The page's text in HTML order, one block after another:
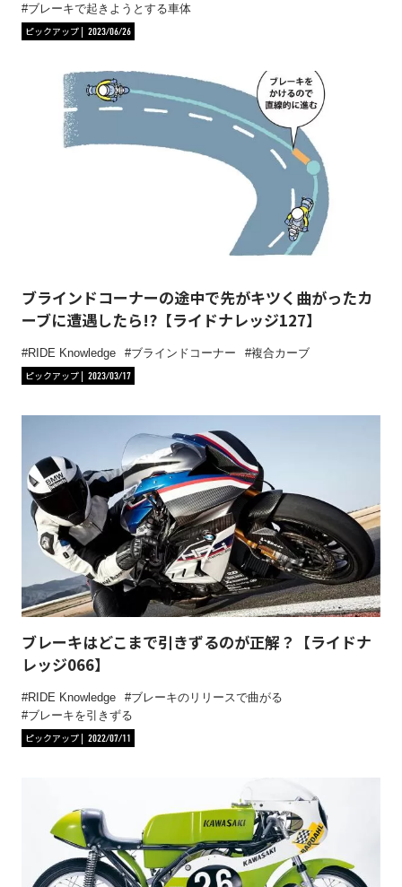
ブレーキで起きようとする車体
ピックアップ
2023/06/26
ブラインドコーナーの途中で先がキツく曲がったカ
ーブに遭遇したら!?【ライドナレッジ127】
RIDE Knowledge ブラインドコーナー
複合カーブ
ピックアップ
2023/03/17
ブレーキはどこまで引きずるのが正解？【ライドナ
レッジ066】
RIDE Knowledge
ブレーキのリリースで曲がる
ブレーキを引きずる
ピックアップ
2022/07/11